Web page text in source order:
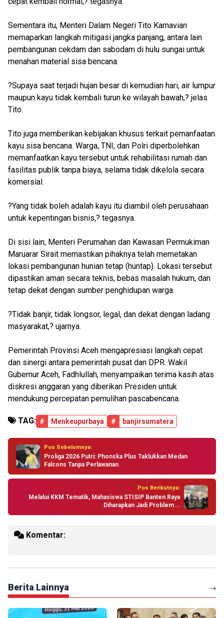
Sementara itu, Menteri Dalam Negeri Tito Karnavian
memaparkan langkah mitigasi jangka panjang, antara lain
pembangunan cekdam dan sabodam di hulu sungai untuk
menahan material sisa bencana.
?Supaya saat terjadi hujan besar di kemudian hari, air lumpur
maupun kayu tidak kembali turun ke wilayah bawah,? jelas
Tito.
Tito juga memberikan kebijakan khusus terkait pemanfaatan
kayu sisa bencana. Warga, TNI, dan Polri diperbolehkan
memanfaatkan kayu tersebut untuk rehabilitasi rumah dan
fasilitas publik tanpa biaya, selama tidak dikelola secara
komersial.
?Yang tidak boleh adalah kayu itu diambil oleh perusahaan
untuk kepentingan bisnis,? tegasnya.
Di sisi lain, Menteri Perumahan dan Kawasan Permukiman
Maruarar Sirait memastikan pihaknya telah memetakan
lokasi pembangunan hunian tetap (huntap). Lokasi tersebut
dipastikan aman secara teknis, bebas masalah hukum, dan
tetap dekat dengan sumber penghidupan warga.
?Tidak banjir, tidak longsor, legal, dan dekat dengan ladang
masyarakat,? ujarnya.
Pemerintah Provinsi Aceh mengapresiasi langkah cepat
dan sinergi antara pemerintah pusat dan DPR. Wakil
Gubernur Aceh, Fadhlullah, menyampaikan terima kasih atas
diskresi anggaran yang diberikan Presiden untuk
mendukung percepatan pemulihan pascabencana.
TAG: # Menkeupurbaya # banjirsumatera
Pos Sebelumnya:
Proliga 2026 Putri: Phonska Plus Taklukkan Medan
Falcons Tanpa Perlawanan
Pos Berikutnya:
Melalui KKM Tematik, Mahasiswa STISIP Banten Raya
Diharapkan Jadi Problem...
Komentar:
Berita Lainnya